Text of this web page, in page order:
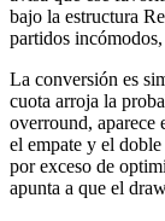
bajo la estructura
partidos
La conversión es
cuota arroja la
overround, aparece
el empate y el
por exceso de
apunta a que el